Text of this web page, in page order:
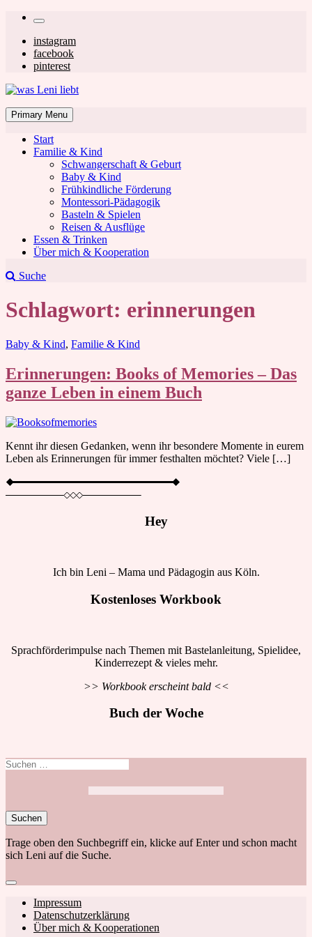
Skip
content
Secondary
left
navigation
Secondary
right
navigation
instagram
facebook
pinterest
was Leni liebt
Mom & Lifestyle Blog
Primary Menu
Start
Familie & Kind
Schwangerschaft & Geburt
Baby & Kind
Frühkindliche Förderung
Montessori-Pädagogik
Basteln & Spielen
Reisen & Ausflüge
Essen & Trinken
Über mich & Kooperation
Suche
Schlagwort: erinnerungen
Blog
Baby & Kind, Familie & Kind
Erinnerungen: Books of Memories – Das
ganze Leben in einem Buch
Kennt ihr diesen Gedanken, wenn ihr besondere Momente in eurem
Leben als Erinnerungen für immer festhalten möchtet? Viele […]
Hey
Ich bin Leni – Mama und Pädagogin aus Köln.
Kostenloses Workbook
Sprachförderimpulse nach Themen mit Bastelanleitung, Spielidee,
Kinderrezept & vieles mehr.
>> Workbook erscheint bald <<
Buch der Woche
Suchen
Trage oben den Suchbegriff ein, klicke auf Enter und schon macht
sich Leni auf die Suche.
Close
search
Footer
navigation
Impressum
Datenschutzerklärung
Über mich & Kooperationen